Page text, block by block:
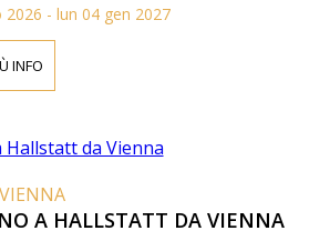
2026 - lun 04 gen 2027
INFO
A HALLSTATT DA VIENNA